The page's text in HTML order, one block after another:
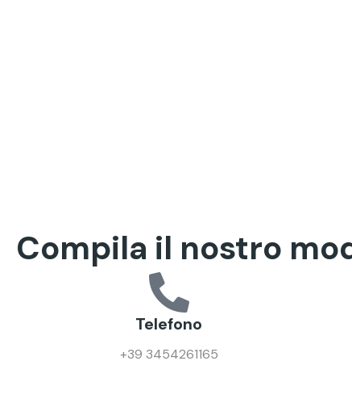
Compila il nostro
Telefono
+39 3454261165